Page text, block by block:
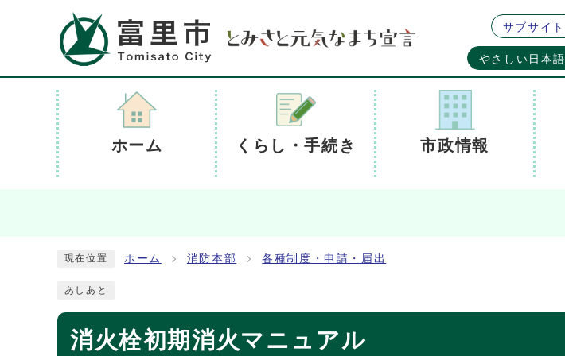
サブサイト
やさしい日本語
ホーム くらし・手続き 市政情報
現在位置 ホーム 消防本部 各種制度・申請・届出
あしあと
消火栓初期消火マニュアル